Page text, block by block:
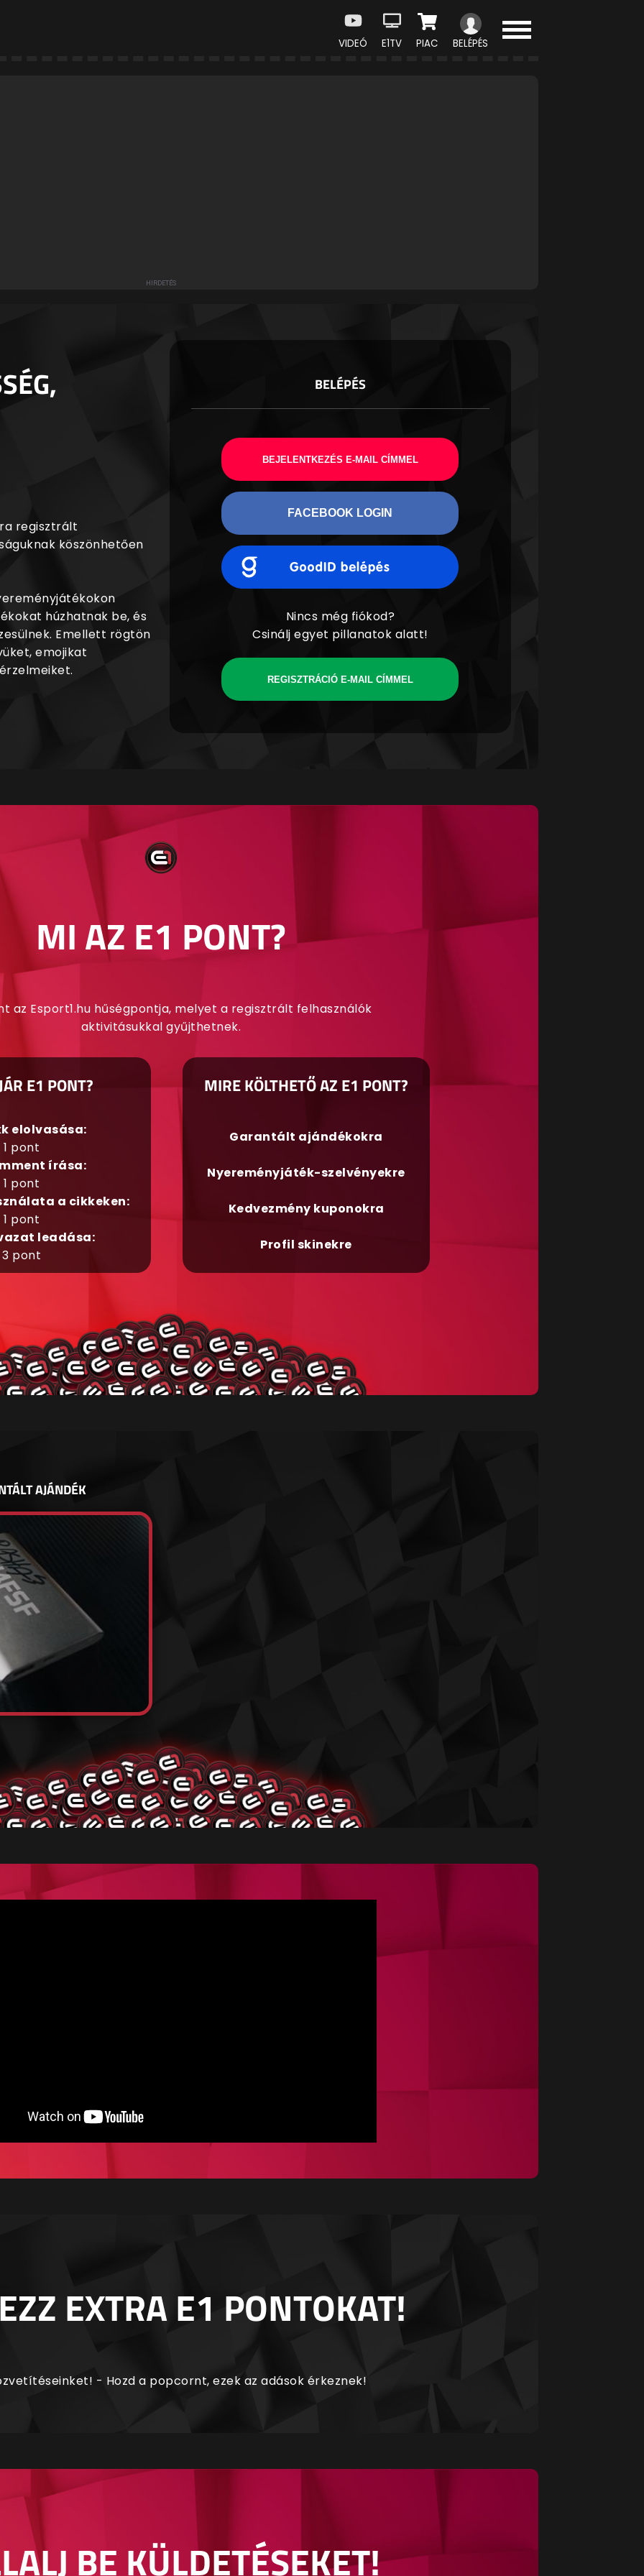
VIDEÓ E1TV PIAC BELÉPÉS
regisztrált
köszönhetően
húzhatnak be, és
Emellett rögtön
emojikat
BELÉPÉS
BEJELENTKEZÉS E-MAIL CÍMMEL
FACEBOOK LOGIN
Nincs még fiókod?
Csinálj egyet pillanatok alatt!
REGISZTRÁCIÓ E-MAIL CÍMMEL
MI AZ E1 PONT?
az Esport1.hu hűségpontja, melyet a regisztrált felhasználók
aktivitásukkal gyűjthetnek.
E1 PONT?
elolvasása:
1 pont
írása:
1 pont
a cikkeken:
1 pont
leadása:
3 pont
MIRE KÖLTHETŐ AZ E1 PONT?
Garantált ajándékokra
Nyereményjáték-szelvényekre
Kedvezmény kuponokra
Profil skinekre
AJÁNDÉK
EXTRA E1 PONTOKAT!
- Hozd a popcornt, ezek az adások érkeznek!
BE KÜLDETÉSEKET!